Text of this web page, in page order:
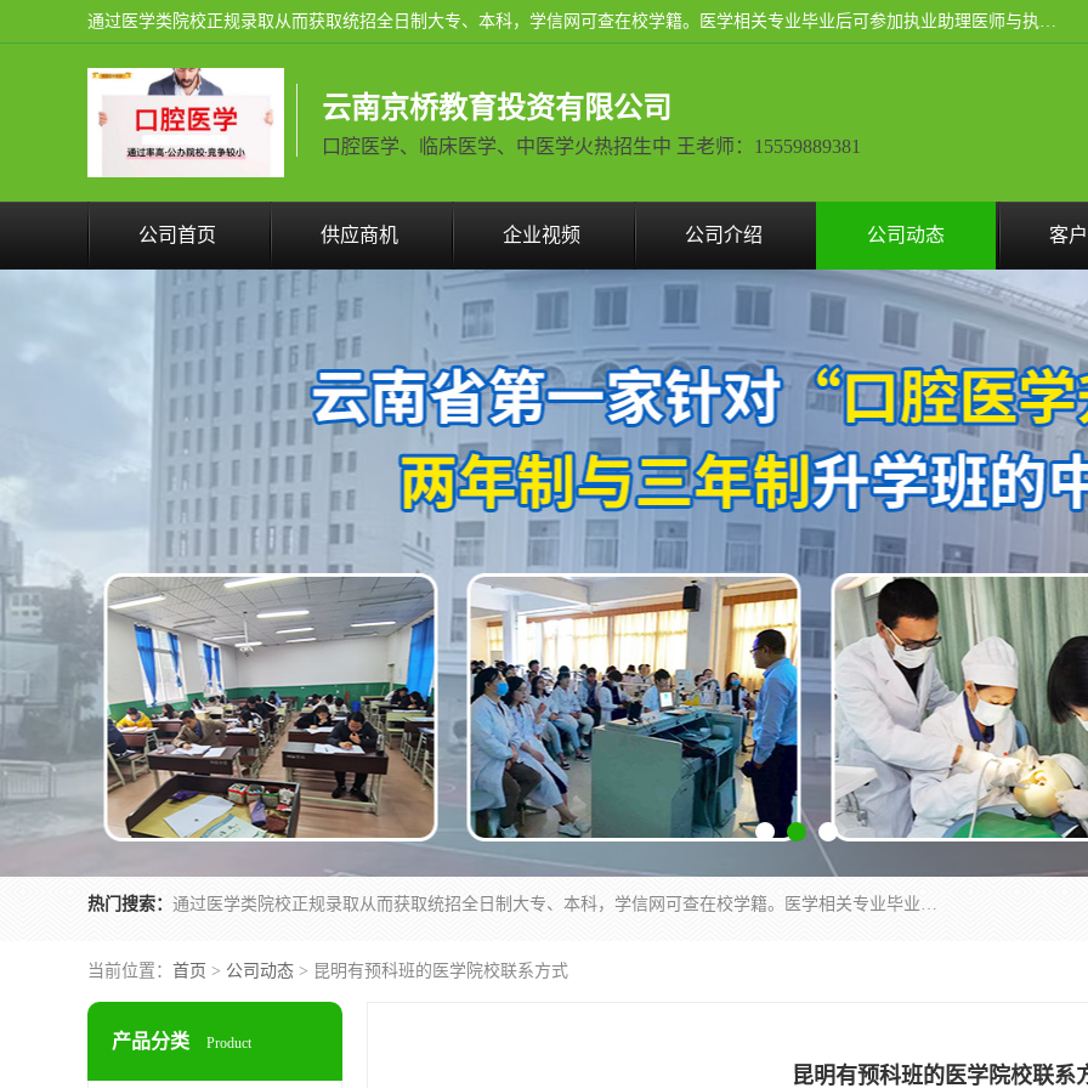
通过医学类院校正规录取从而获取统招全日制大专、本科，学信网可查在校学籍。医学相关专业毕业后可参加执业助理医师与执业医师证书考试（如口腔医学、临床医学、中医学等专业）.
云南京桥教育投资有限公司
口腔医学、临床医学、中医学火热招生中 王老师：15559889381
公司首页 供应商机 企业视频 公司介绍 公司动态 客
热门搜索： 通过医学类院校正规录取从而获取统招全日制大专、本科，学信网可查在校学籍。医学相关专业毕业后可参加执业助理医师与执业医师证书考试（如口腔医学、临床医学、中医学等专业）.
当前位置： 首页 > 公司动态 > 昆明有预科班的医学院校联系方式
产品分类 Product
昆明有预科班的医学院校联系